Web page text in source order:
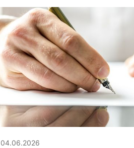
04.06.2026